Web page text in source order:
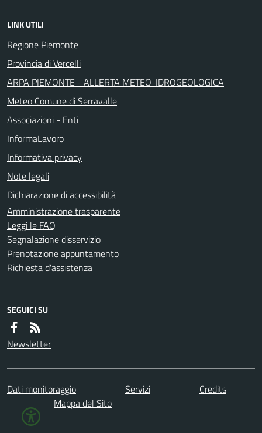
LINK UTILI
Regione Piemonte
Provincia di Vercelli
ARPA PIEMONTE - ALLERTA METEO-IDROGEOLOGICA
Meteo Comune di Serravalle
Associazioni - Enti
InformaLavoro
Informativa privacy
Note legali
Dichiarazione di accessibilità
Amministrazione trasparente
Leggi le FAQ
Segnalazione disservizio
Prenotazione appuntamento
Richiesta d'assistenza
SEGUICI SU
Newsletter
Dati monitoraggio Servizi
Credits
Mappa del Sito